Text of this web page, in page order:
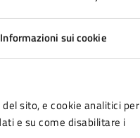
Informazioni sui cookie
sito, e cookie analitici per
e su come disabilitare i
Piccicuto